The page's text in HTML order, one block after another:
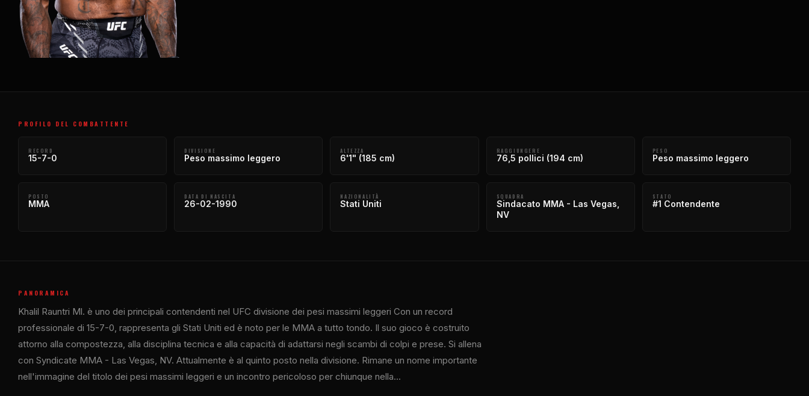
PROFILO DEL COMBATTENTE
RECORD
15-7-0
DIVISIONE
Peso massimo leggero
ALTEZZA
6'1" (185 cm)
RAGGIUNGERE
76,5 pollici (194 cm)
PESO
Peso massimo leggero
POSTO
MMA
DATA DI NASCITA
26-02-1990
NAZIONALITÀ
Stati Uniti
SQUADRA
Sindacato MMA - Las Vegas,
NV
STATO
#1 Contendente
PANORAMICA
Khalil Rauntri Ml. è uno dei principali contendenti nel UFC divisione dei pesi massimi leggeri Con un record
professionale di 15-7-0, rappresenta gli Stati Uniti ed è noto per le MMA a tutto tondo. Il suo gioco è costruito
attorno alla compostezza, alla disciplina tecnica e alla capacità di adattarsi negli scambi di colpi e prese. Si allena
con Syndicate MMA - Las Vegas, NV. Attualmente è al quinto posto nella divisione. Rimane un nome importante
nell'immagine del titolo dei pesi massimi leggeri e un incontro pericoloso per chiunque nella...